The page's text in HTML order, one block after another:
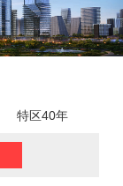
特区40年